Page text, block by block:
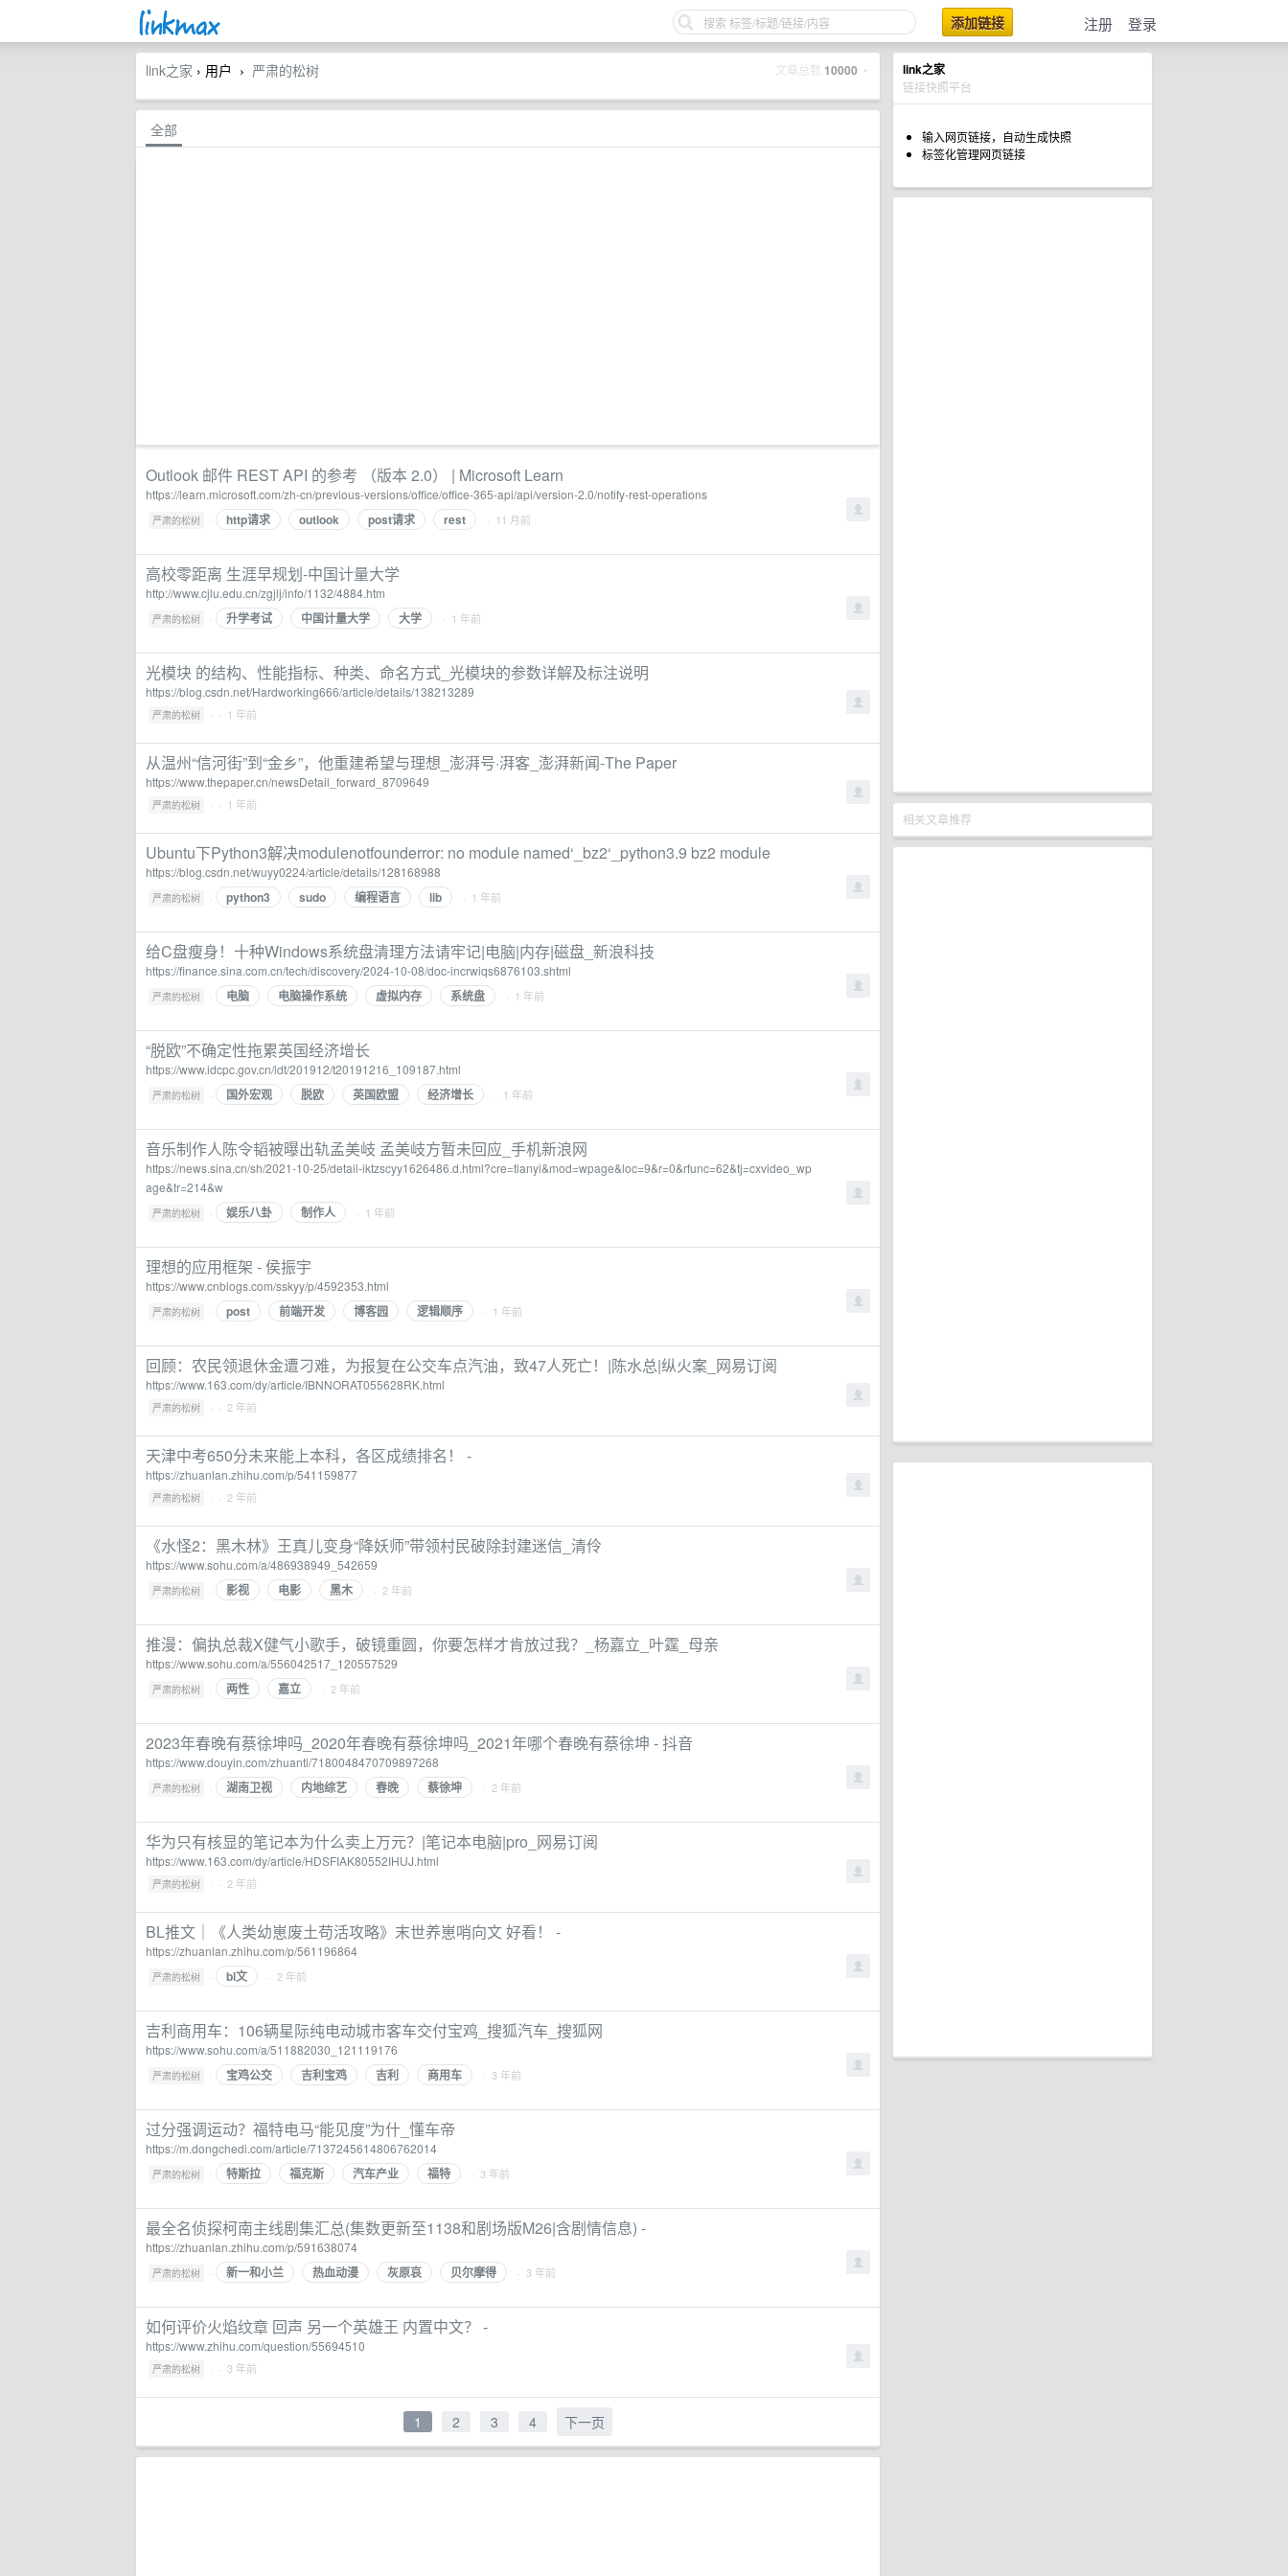
添加链接 注册 登录
link之家
链接快照平台
输入网页链接，自动生成快照
标签化管理网页链接
相关文章推荐
文章总数 10000 •
link之家 › 用户 › 严肃的松树
全部
Outlook 邮件 REST API 的参考 （版本 2.0） | Microsoft Learn
https://learn.microsoft.com/zh-cn/previous-versions/office/office-365-api/api/version-2.0/notify-rest-operations
严肃的松树 · http请求 outlook post请求 rest · 11 月前
高校零距离 生涯早规划-中国计量大学
http://www.cjlu.edu.cn/zgjlj/info/1132/4884.htm
严肃的松树 · 升学考试 中国计量大学 大学 · 1 年前
光模块 的结构、性能指标、种类、命名方式_光模块的参数详解及标注说明
https://blog.csdn.net/Hardworking666/article/details/138213289
严肃的松树 · · 1 年前
从温州“信河街”到“金乡”，他重建希望与理想_澎湃号·湃客_澎湃新闻-The Paper
https://www.thepaper.cn/newsDetail_forward_8709649
严肃的松树 · · 1 年前
Ubuntu下Python3解决modulenotfounderror: no module named‘_bz2‘_python3.9 bz2 module
https://blog.csdn.net/wuyy0224/article/details/128168988
严肃的松树 · python3 sudo 编程语言 lib · 1 年前
给C盘瘦身！十种Windows系统盘清理方法请牢记|电脑|内存|磁盘_新浪科技
https://finance.sina.com.cn/tech/discovery/2024-10-08/doc-incrwiqs6876103.shtml
严肃的松树 · 电脑 电脑操作系统 虚拟内存 系统盘 · 1 年前
“脱欧”不确定性拖累英国经济增长
https://www.idcpc.gov.cn/ldt/201912/t20191216_109187.html
严肃的松树 · 国外宏观 脱欧 英国欧盟 经济增长 · 1 年前
音乐制作人陈令韬被曝出轨孟美岐 孟美岐方暂未回应_手机新浪网
https://news.sina.cn/sh/2021-10-25/detail-iktzscyy1626486.d.html?cre=tianyi&mod=wpage&loc=9&r=0&rfunc=62&tj=cxvideo_wp
age&tr=214&w
严肃的松树 · 娱乐八卦 制作人 · 1 年前
理想的应用框架 - 侯振宇
https://www.cnblogs.com/sskyy/p/4592353.html
严肃的松树 · post 前端开发 博客园 逻辑顺序 · 1 年前
回顾：农民领退休金遭刁难，为报复在公交车点汽油，致47人死亡！|陈水总|纵火案_网易订阅
https://www.163.com/dy/article/IBNNORAT055628RK.html
严肃的松树 · · 2 年前
天津中考650分未来能上本科，各区成绩排名！ -
https://zhuanlan.zhihu.com/p/541159877
严肃的松树 · · 2 年前
《水怪2：黑木林》王真儿变身“降妖师”带领村民破除封建迷信_清伶
https://www.sohu.com/a/486938949_542659
严肃的松树 · 影视 电影 黑木 · 2 年前
推漫：偏执总裁X健气小歌手，破镜重圆，你要怎样才肯放过我？_杨嘉立_叶霆_母亲
https://www.sohu.com/a/556042517_120557529
严肃的松树 · 两性 嘉立 · 2 年前
2023年春晚有蔡徐坤吗_2020年春晚有蔡徐坤吗_2021年哪个春晚有蔡徐坤 - 抖音
https://www.douyin.com/zhuanti/7180048470709897268
严肃的松树 · 湖南卫视 内地综艺 春晚 蔡徐坤 · 2 年前
华为只有核显的笔记本为什么卖上万元？|笔记本电脑|pro_网易订阅
https://www.163.com/dy/article/HDSFIAK80552IHUJ.html
严肃的松树 · · 2 年前
BL推文｜《人类幼崽废土苟活攻略》末世养崽哨向文 好看！ -
https://zhuanlan.zhihu.com/p/561196864
严肃的松树 · bl文 · 2 年前
吉利商用车：106辆星际纯电动城市客车交付宝鸡_搜狐汽车_搜狐网
https://www.sohu.com/a/511882030_121119176
严肃的松树 · 宝鸡公交 吉利宝鸡 吉利 商用车 · 3 年前
过分强调运动？福特电马“能见度”为什_懂车帝
https://m.dongchedi.com/article/7137245614806762014
严肃的松树 · 特斯拉 福克斯 汽车产业 福特 · 3 年前
最全名侦探柯南主线剧集汇总(集数更新至1138和剧场版M26|含剧情信息) -
https://zhuanlan.zhihu.com/p/591638074
严肃的松树 · 新一和小兰 热血动漫 灰原哀 贝尔摩得 · 3 年前
如何评价火焰纹章 回声 另一个英雄王 内置中文？ -
https://www.zhihu.com/question/55694510
严肃的松树 · · 3 年前
1 2 3 4 下一页